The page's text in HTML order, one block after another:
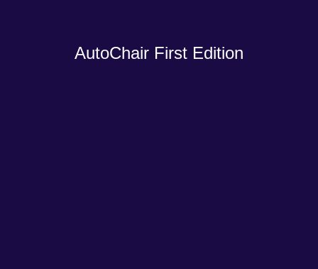
AutoChair First Edition